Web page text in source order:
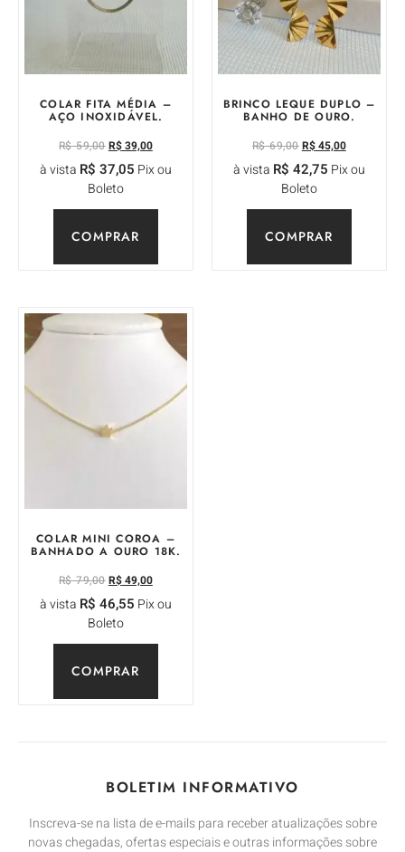
COLAR FITA MÉDIA –
AÇO INOXIDÁVEL.
R$59,00R$39,00
à vista R$ 37,05 Pix ou
Boleto
COMPRAR
BRINCO LEQUE DUPLO –
BANHO DE OURO.
R$69,00R$45,00
à vista R$ 42,75 Pix ou
Boleto
COMPRAR
COLAR MINI COROA –
BANHADO A OURO 18K.
R$79,00R$49,00
à vista R$ 46,55 Pix ou
Boleto
COMPRAR
BOLETIM INFORMATIVO
Inscreva-se na lista de e-mails para receber atualizações sobre
novas chegadas, ofertas especiais e outras informações sobre